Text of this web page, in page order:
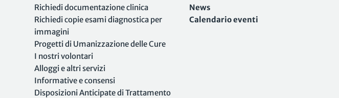
Richiedi documentazione clinica
Richiedi copie esami diagnostica per
immagini
Progetti di Umanizzazione delle Cure
I nostri volontari
Alloggi e altri servizi
Informative e consensi
Disposizioni Anticipate di Trattamento
News
Calendario eventi